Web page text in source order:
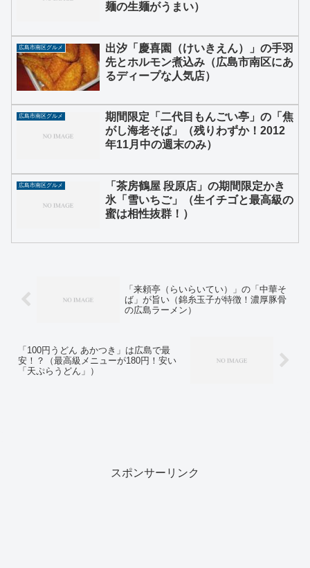
麺の生麺がうまい）
広島市南区グルメ
出汐「慶喜園（けいきえん）」の手羽
先とホルモン煮込み（広島市南区にあ
るディープな人気店）
広島市南区グルメ
期間限定「二代目もんごい亭」の「焦
がし海老そば」（残りわずか！2012
年11月中の週末のみ）
広島市南区グルメ
「茶房鶴屋 段原店」の期間限定かき
氷「雪いちご」（生イチゴと最高級の
蜜は相性抜群！）
「来頼亭（らいらいてい）」の「中華そ
ば」が旨い（錦糸玉子が特徴！濃厚豚骨
の広島ラーメン）
「100円うどん あかつき」は広島で最
安！？（最高級メニューが180円！安い
「天ぷらうどん」）
スポンサーリンク